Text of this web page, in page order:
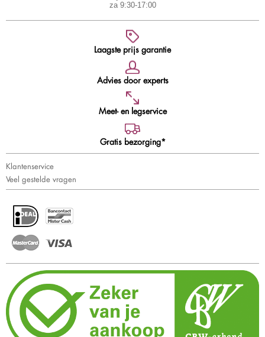
za 9:30-17:00
Laagste prijs garantie
Advies door experts
Meet- en legservice
Gratis bezorging*
Klantenservice
Veel gestelde vragen